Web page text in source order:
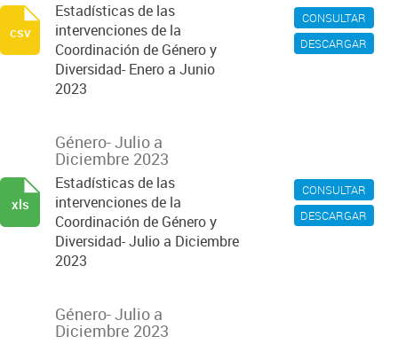
CONSULTAR
DESCARGAR
Estadísticas de las
intervenciones de la
Coordinación de Género y
Diversidad- Enero a Junio
2023
csv
CONSULTAR
DESCARGAR
Género- Julio a
Diciembre 2023
Estadísticas de las
intervenciones de la
Coordinación de Género y
Diversidad- Julio a Diciembre
2023
xls
Género- Julio a
Diciembre 2023